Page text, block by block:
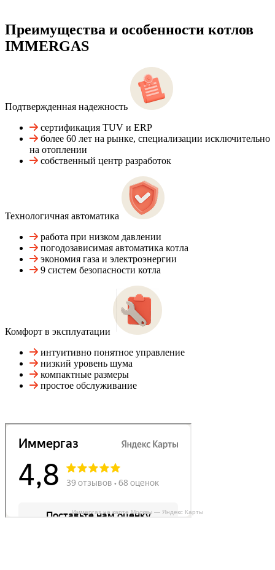
Преимущества и особенности котлов
IMMERGAS
Подтвержденная надежность
сертификация TUV и ERP
более 60 лет на рынке, специализации исключительно
на отоплении
собственный центр разработок
Технологичная автоматика
работа при низком давлении
погодозависимая автоматика котла
экономия газа и электроэнергии
9 систем безопасности котла
Комфорт в эксплуатации
интуитивно понятное управление
низкий уровень шума
компактные размеры
простое обслуживание
Иммергаз на карте Москвы — Яндекс Карты